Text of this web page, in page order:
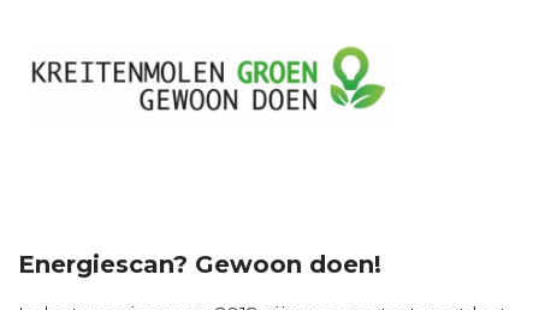
Energiescan? Gewoon doen!